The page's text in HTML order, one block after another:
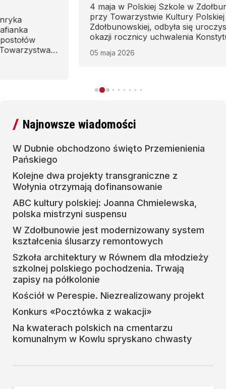
4 maja w Polskiej Szkole w Zdołbunowie, działającej
przy Towarzystwie Kultury Polskiej Ziemi
Zdołbunowskiej, odbyła się uroczysta akademia z
okazji rocznicy uchwalenia Konstytucji 3 Maja –
jednego z najważniejszych wydarzeń w historii
Polski. Wydarzenie zgromadziło uczniów,
05 maja 2026
Najnowsze wiadomości
W Dubnie obchodzono święto Przemienienia
Pańskiego
Kolejne dwa projekty transgraniczne z
Wołynia otrzymają dofinansowanie
ABC kultury polskiej: Joanna Chmielewska,
polska mistrzyni suspensu
W Zdołbunowie jest modernizowany system
kształcenia ślusarzy remontowych
Szkoła architektury w Równem dla młodzieży
szkolnej polskiego pochodzenia. Trwają
zapisy na półkolonie
Kościół w Perespie. Niezrealizowany projekt
Konkurs «Pocztówka z wakacji»
Na kwaterach polskich na cmentarzu
komunalnym w Kowlu spryskano chwasty